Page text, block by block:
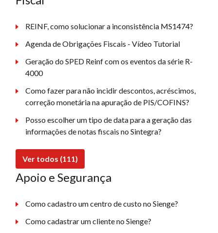
REINF, como solucionar a inconsistência MS1474?
Agenda de Obrigações Fiscais - Vídeo Tutorial
Geração do SPED Reinf com os eventos da série R-
4000
Como fazer para não incidir descontos, acréscimos,
correção monetária na apuração de PIS/COFINS?
Posso escolher um tipo de data para a geração das
informações de notas fiscais no Sintegra?
Ver todos (111)
Apoio e Segurança
Como cadastro um centro de custo no Sienge?
Como cadastrar um cliente no Sienge?